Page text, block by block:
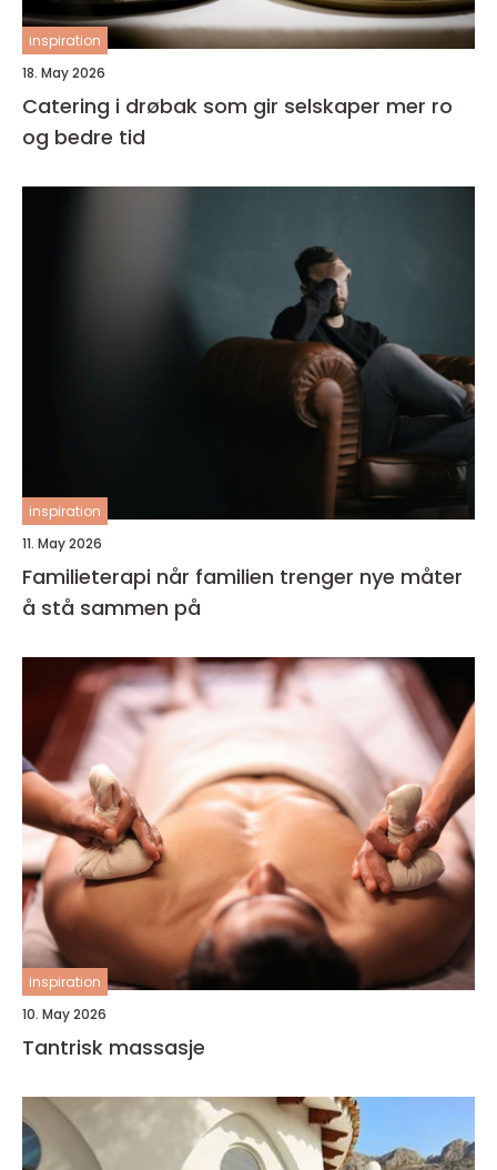
inspiration
18. May 2026
Catering i drøbak som gir selskaper mer ro
og bedre tid
inspiration
11. May 2026
Familieterapi når familien trenger nye måter
å stå sammen på
inspiration
10. May 2026
Tantrisk massasje